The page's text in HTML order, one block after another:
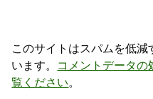
このサイトはスパムを低
います。 コメントデータ
覧ください。